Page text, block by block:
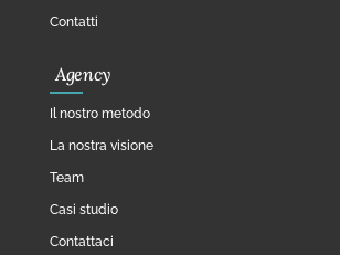
Contatti
Agency
Il nostro metodo
La nostra visione
Team
Casi studio
Contattaci